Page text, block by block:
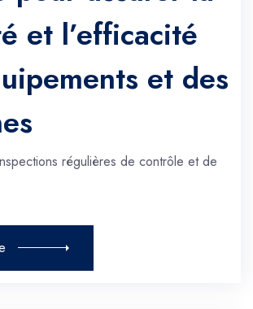
et l’efficacité
et des
régulières de contrôle et de